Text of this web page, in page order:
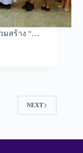
มสร้าง “…
NEXT